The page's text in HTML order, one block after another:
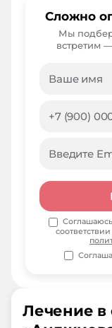
Лечение в
Сложно
Мы
встретим
соответствии